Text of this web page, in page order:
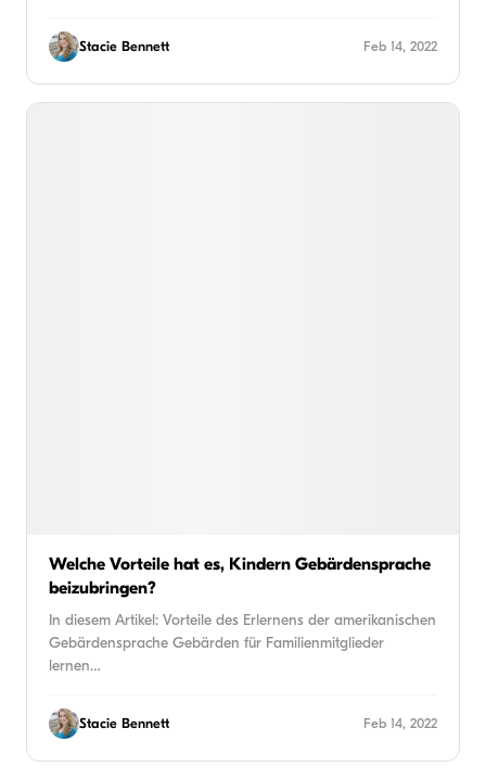
Stacie Bennett Feb 14, 2022
Welche Vorteile hat es, Kindern Gebärdensprache
beizubringen?
In diesem Artikel: Vorteile des Erlernens der amerikanischen
Gebärdensprache Gebärden für Familienmitglieder
lernen…
Stacie Bennett Feb 14, 2022